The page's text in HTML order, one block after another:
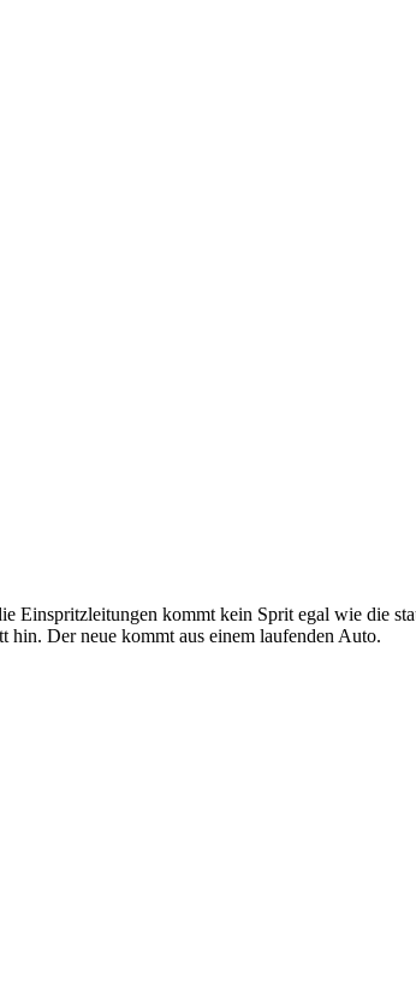
kommt kein Sprit egal wie die
hin. Der neue kommt aus einem laufenden Auto.